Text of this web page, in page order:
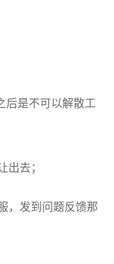
后是不可以解散工
去；
，发到问题反馈那